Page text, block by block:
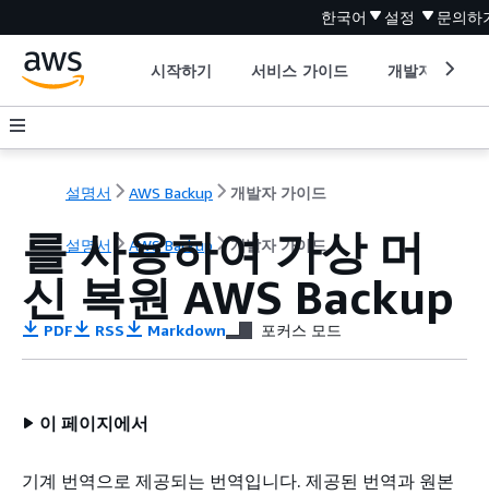
한국어 설정 문의하
시작하기 서비스 가이드 개발자 도구
설명서 AWS Backup 개발자 가이드
설명서 AWS Backup 개발자 가이드
를 사용하여 가상 머
신 복원 AWS Backup
PDF RSS Markdown 포커스 모드
이 페이지에서
기계 번역으로 제공되는 번역입니다. 제공된 번역과 원본